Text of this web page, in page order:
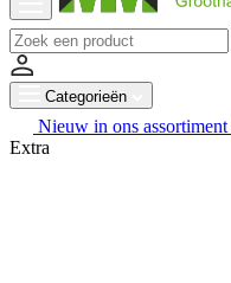
Categorieën
Nieuw in ons assortiment
Extra